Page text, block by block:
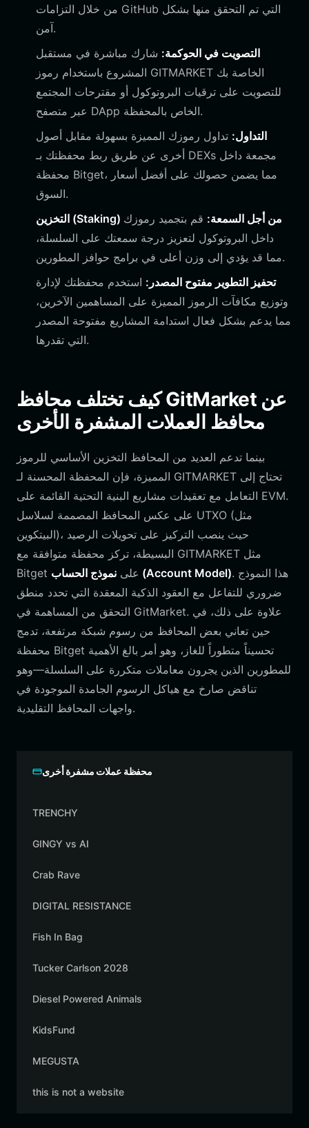
من خلال التزامات GitHub التي تم التحقق منها بشكل
آمن.
التصويت في الحوكمة: شارك مباشرة في مستقبل
المشروع باستخدام رموز GITMARKET الخاصة بك
للتصويت على ترقيات البروتوكول أو مقترحات المجتمع
عبر متصفح DApp الخاص بالمحفظة.
التداول: تداول رموزك المميزة بسهولة مقابل أصول
أخرى عن طريق ربط محفظتك بـ DEXs مجمعة داخل
محفظة Bitget، مما يضمن حصولك على أفضل أسعار
السوق.
التخزين (Staking) من أجل السمعة: قم بتجميد رموزك
داخل البروتوكول لتعزيز درجة سمعتك على السلسلة،
مما قد يؤدي إلى وزن أعلى في برامج حوافز المطورين.
تحفيز التطوير مفتوح المصدر: استخدم محفظتك لإدارة
وتوزيع مكافآت الرموز المميزة على المساهمين الآخرين،
مما يدعم بشكل فعال استدامة المشاريع مفتوحة المصدر
التي تقدرها.
كيف تختلف محافظ GitMarket عن
محافظ العملات المشفرة الأخرى
بينما تدعم العديد من المحافظ التخزين الأساسي للرموز
المميزة، فإن المحفظة المحسنة لـ GITMARKET تحتاج إلى
التعامل مع تعقيدات مشاريع البنية التحتية القائمة على EVM.
على عكس المحافظ المصممة لسلاسل UTXO (مثل
البيتكوين)، حيث ينصب التركيز على تحويلات الرصيد
البسيطة، تركز محفظة متوافقة مع GITMARKET مثل
Bitget على نموذج الحساب (Account Model). هذا النموذج
ضروري للتفاعل مع العقود الذكية المعقدة التي تحدد منطق
التحقق من المساهمة في GitMarket. علاوة على ذلك، في
حين تعاني بعض المحافظ من رسوم شبكة مرتفعة، تدمج
محفظة Bitget تحسيناً متطوراً للغاز، وهو أمر بالغ الأهمية
للمطورين الذين يجرون معاملات متكررة على السلسلة—وهو
تناقض صارخ مع هياكل الرسوم الجامدة الموجودة في
واجهات المحافظ التقليدية.
محفظة عملات مشفرة أخرى
TRENCHY
GINGY vs AI
Crab Rave
DIGITAL RESISTANCE
Fish In Bag
Tucker Carlson 2028
Diesel Powered Animals
KidsFund
MEGUSTA
this is not a website